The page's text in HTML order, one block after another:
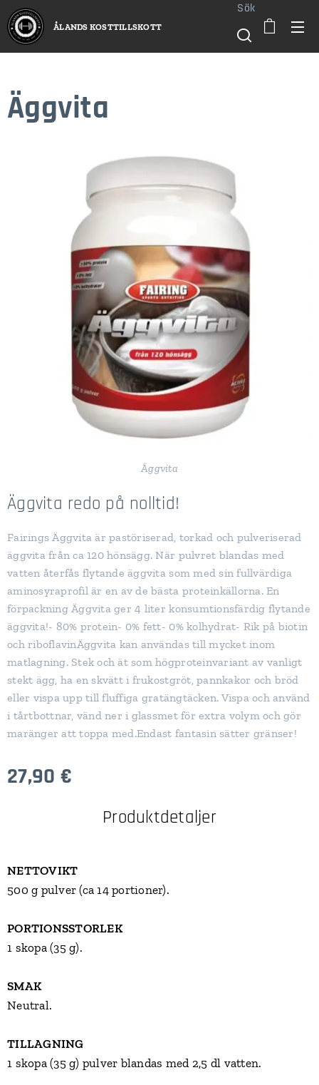
ÅLANDS KOSTTILLSKOTT
Sök
Äggvita
Äggvita
Äggvita redo på nolltid!
Fairings Äggvita är pastöriserad, torkad och pulveriserad
äggvita från ca 120 hönsägg. När pulvret blandas med
vatten återfås flytande äggvita som med sin fullvärdiga
aminosyraprofil är en av de bästa proteinkällorna. En
förpackning Äggvita ger 4 liter konsumtionsfärdig flytande
äggvita!- 80% protein- 0% fett- 0% kolhydrat- Rik på biotin
och riboflavinÄggvita kan användas till mycket inom
matlagning. Stek och ät som högproteinvariant av vanligt
stekt ägg, ha en skvätt i frukostgröt, pannkakor och bröd
eller vispa upp till fluffiga gratängtäcken. Vispa och använd
i tårtbottnar, vänd ner i glassmet för extra volym och gör
maränger att toppa med.Endast fantasin sätter gränser!
27,90 €
Produktdetaljer
NETTOVIKT
500 g pulver (ca 14 portioner).
PORTIONSSTORLEK
1 skopa (35 g).
SMAK
Neutral.
TILLAGNING
1 skopa (35 g) pulver blandas med 2,5 dl vatten.